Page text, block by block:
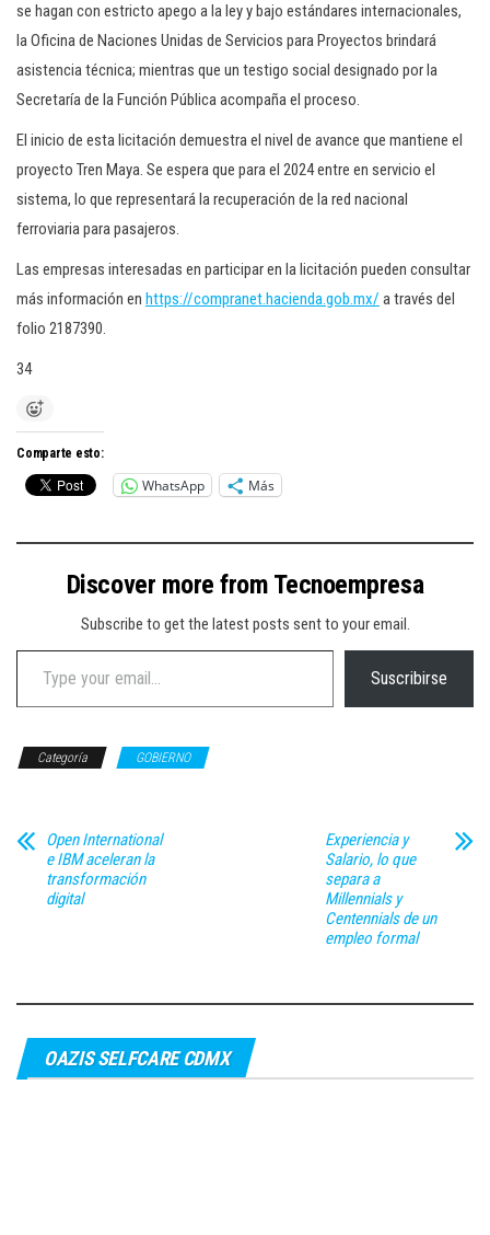
se hagan con estricto apego a la ley y bajo estándares internacionales,
la Oficina de Naciones Unidas de Servicios para Proyectos brindará
asistencia técnica; mientras que un testigo social designado por la
Secretaría de la Función Pública acompaña el proceso.
El inicio de esta licitación demuestra el nivel de avance que mantiene el
proyecto Tren Maya. Se espera que para el 2024 entre en servicio el
sistema, lo que representará la recuperación de la red nacional
ferroviaria para pasajeros.
Las empresas interesadas en participar en la licitación pueden consultar
más información en https://compranet.hacienda.gob.mx/ a través del
folio 2187390.
34
Comparte esto:
WhatsApp Más
Discover more from Tecnoempresa
Subscribe to get the latest posts sent to your email.
Type your email…
Suscribirse
Categoría GOBIERNO
Open International
e IBM aceleran la
transformación
digital
Experiencia y
Salario, lo que
separa a
Millennials y
Centennials de un
empleo formal
OAZIS SELFCARE CDMX